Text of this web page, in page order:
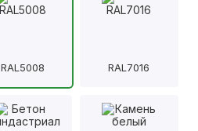
RAL5008 RAL7016